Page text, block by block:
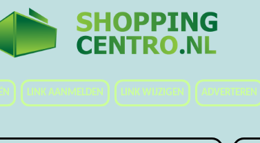
LINK AANMELDEN LINK WIJZIGEN ADVERTEREN